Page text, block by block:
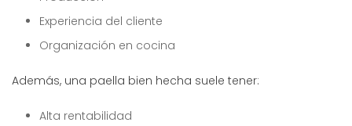
Experiencia del cliente
Organización en cocina
Además, una paella bien hecha suele tener:
Alta rentabilidad